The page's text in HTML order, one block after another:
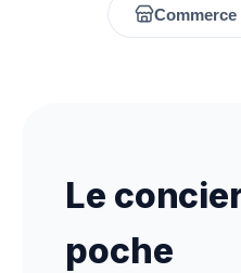
Commerce
Le
poche